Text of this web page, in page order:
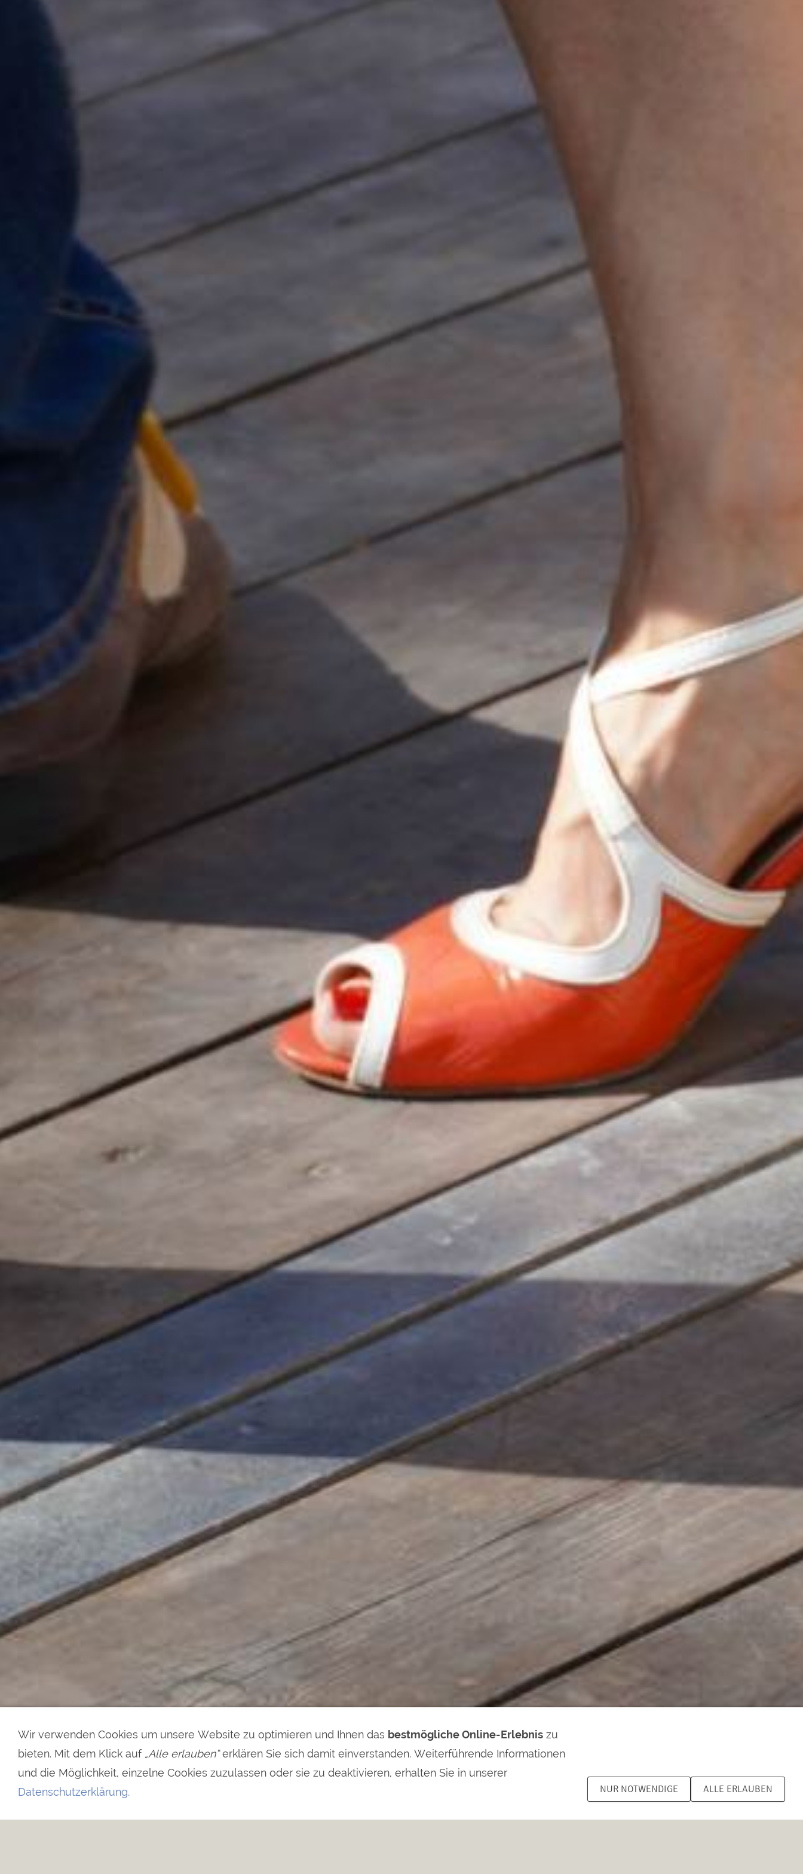
Wir verwenden Cookies um unsere Website zu optimieren und Ihnen das bestmögliche Online-Erlebnis zu
bieten. Mit dem Klick auf „Alle erlauben“erklären Sie sich damit einverstanden. Weiterführende Informationen
und die Möglichkeit, einzelne Cookies zuzulassen oder sie zu deaktivieren, erhalten Sie in unserer
Datenschutzerklärung.
NUR NOTWENDIGE ALLE ERLAUBEN